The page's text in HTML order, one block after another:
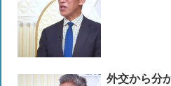
外交から分